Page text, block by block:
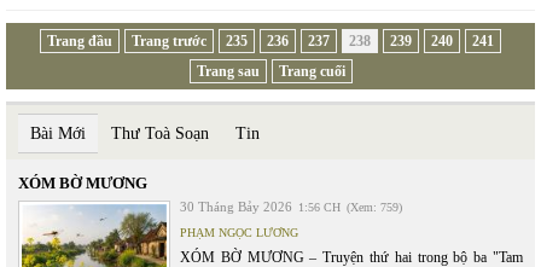
Trang đầu Trang trước 235 236 237 238 239 240
241
Trang sau
Trang cuối
Bài Mới Thư Toà Soạn Tin
XÓM BỜ MƯƠNG
30 Tháng Bảy 2026 1:56 CH (Xem: 759)
PHẠM NGỌC LƯƠNG
XÓM BỜ MƯƠNG – Truyện thứ hai trong bộ ba "Tam